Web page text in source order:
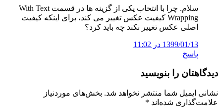
سلام. چرا با انتخاب یکی از گزینه ها در قسمت With Text
Wrapping کیفیت عکس تغییر می کند، برای اینکه کیفیت
اصلی عکس تغییر نکند چه باید کرد؟
1399/01/13 در 11:02
پاسخ
دیدگاهتان را بنویسید
نشانی ایمیل شما منتشر نخواهد شد. بخش‌های موردنیاز
علامت‌گذاری شده‌اند *